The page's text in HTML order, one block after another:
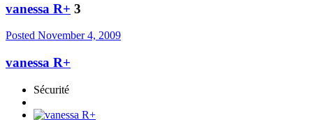
vanessa R+ 3
Posted November 4, 2009
vanessa R+
Sécurité